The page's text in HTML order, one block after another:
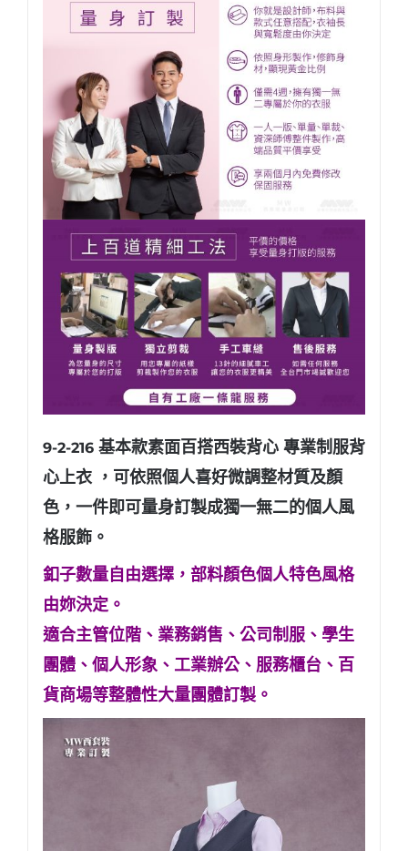
9-2-216 基本款素面百搭西裝背心 專業制服背
心上衣 ，可依照個人喜好微調整材質及顏
色，一件即可量身訂製成獨一無二的個人風
格服飾。
釦子數量自由選擇，部料顏色個人特色風格
由妳決定。
適合主管位階、業務銷售、公司制服、學生
團體、個人形象、工業辦公、服務櫃台、百
貨商場等整體性大量團體訂製。